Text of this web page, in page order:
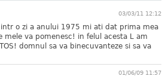
03/03/11 12:12
o zi a anului 1975 mi ati dat prima mea
va pomenesc! in felul acesta L am
domnul sa va binecuvanteze si sa va
01/06/09 11:57